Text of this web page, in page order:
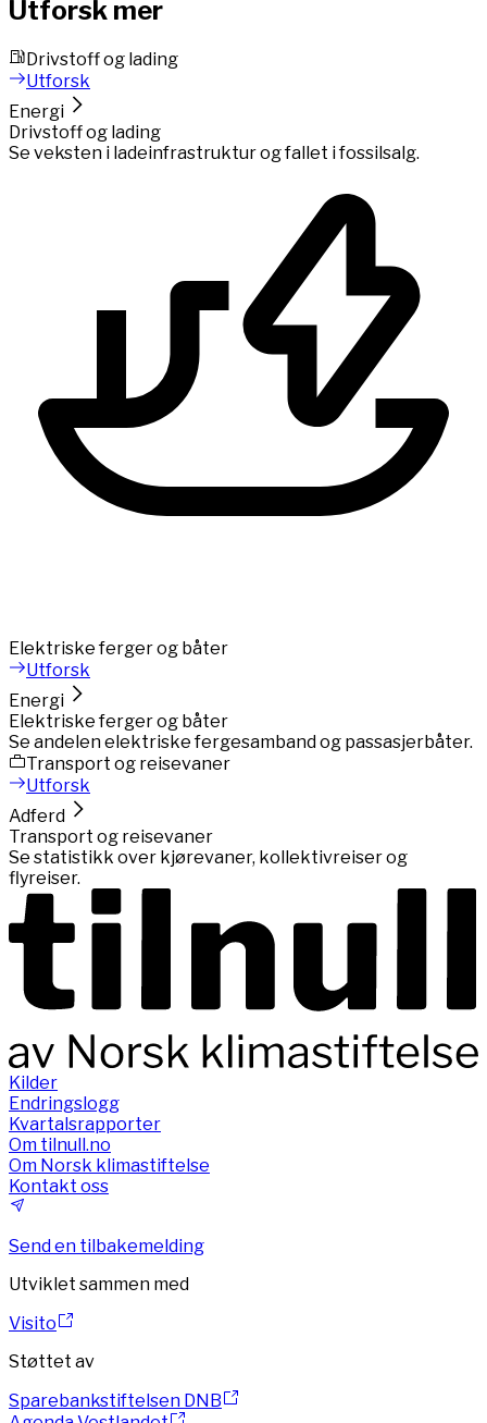
Utforsk mer
Drivstoff og lading
Utforsk
Energi
Drivstoff og lading
Se veksten i ladeinfrastruktur og fallet i fossilsalg.
Elektriske ferger og båter
Utforsk
Energi
Elektriske ferger og båter
Se andelen elektriske fergesamband og passasjerbåter.
Transport og reisevaner
Utforsk
Adferd
Transport og reisevaner
Se statistikk over kjørevaner, kollektivreiser og
flyreiser.
Kilder
Endringslogg
Kvartalsrapporter
Om tilnull.no
Om Norsk klimastiftelse
Kontakt oss
Send en tilbakemelding
Utviklet sammen med
Visito
Støttet av
Sparebankstiftelsen DNB